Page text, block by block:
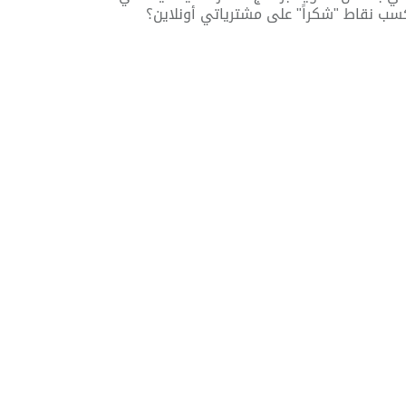
نقاط "شكراً" على مشترياتي أونلاين؟